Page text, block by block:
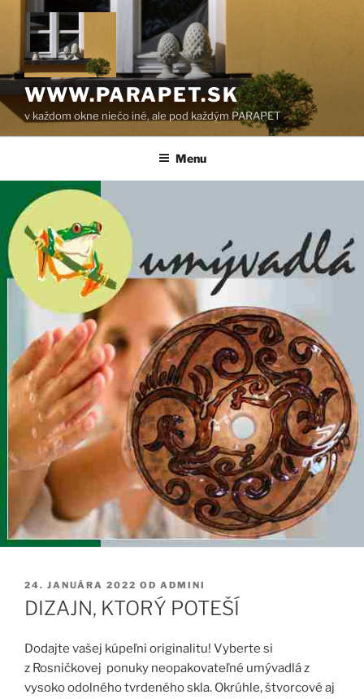
Prejsť
obsah
WWW.PARAPET.SK
v každom okne niečo iné, ale pod každým PARAPET
Menu
PUBLIKOVANÉ
24. JANUÁRA 2022 OD ADMINI
DIZAJN, KTORÝ POTEŠÍ
Dodajte vašej kúpeľni originalitu! Vyberte si
z Rosničkovej ponuky neopakovateľné umývadlá z
vysoko odolnéhotvrdeného skla. Okrúhle, štvorcové aj